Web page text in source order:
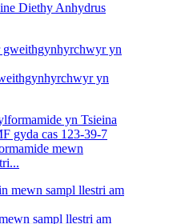
Diethy Anhydrus
yn
mewn
sampl llestri am